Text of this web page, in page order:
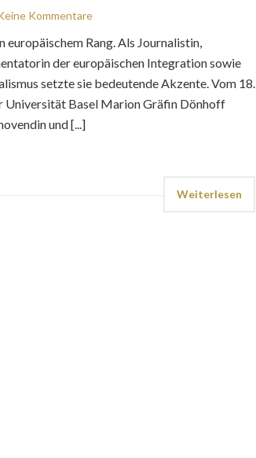
Kommentare
Rang. Als Journalistin,
der europäischen Integration sowie
setzte sie bedeutende Akzente. Vom 18.
Universität Basel Marion Gräfin Dönhoff
und [...]
Weiterlesen